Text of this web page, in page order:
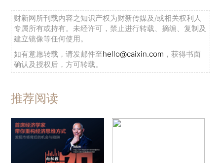
财新网所刊载内容之知识产权为财新传媒及/或相关权利人
专属所有或持有。未经许可，禁止进行转载、摘编、复制及
建立镜像等任何使用。
如有意愿转载，请发邮件至hello@caixin.com ，获得书面
确认及授权后，方可转载。
推荐阅读